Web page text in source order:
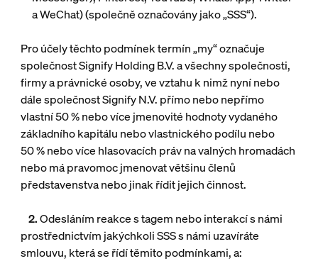
a WeChat) (společně označovány jako „SSS“).
Pro účely těchto podmínek termín „my“ označuje
společnost Signify Holding B.V. a všechny společnosti,
firmy a právnické osoby, ve vztahu k nimž nyní nebo
dále společnost Signify N.V. přímo nebo nepřímo
vlastní 50 % nebo více jmenovité hodnoty vydaného
základního kapitálu nebo vlastnického podílu nebo
50 % nebo více hlasovacích práv na valných hromadách
nebo má pravomoc jmenovat většinu členů
představenstva nebo jinak řídit jejich činnost.
2.Odesláním reakce s tagem nebo interakcí s námi
prostřednictvím jakýchkoli SSS s námi uzavíráte
smlouvu, která se řídí těmito podmínkami, a: